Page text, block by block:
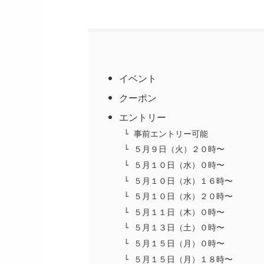
イベント
クーポン
エントリー
事前エントリー可能
５月９日（火）２０時〜
５月１０日（水）０時〜
５月１０日（水）１６時〜
５月１０日（水）２０時〜
５月１１日（木）０時〜
５月１３日（土）０時〜
５月１５日（月）０時〜
５月１５日（月）１８時〜